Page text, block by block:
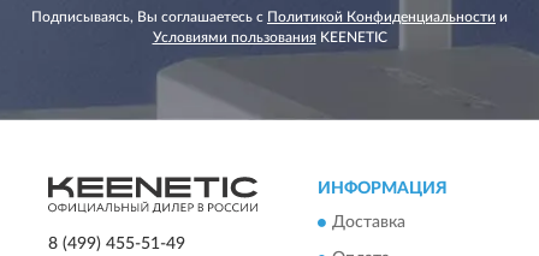
Подписываясь, Вы соглашаетесь с Политикой Конфиденциальности и
Условиями пользованияKEENETIC
8 (499) 455-51-49
ИНФОРМАЦИЯ
Доставка